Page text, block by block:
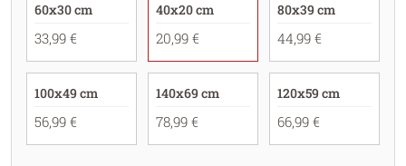
60x30 cm
33,99 €
40x20 cm
20,99 €
80x39 cm
44,99 €
100x49 cm
56,99 €
140x69 cm
78,99 €
120x59 cm
66,99 €